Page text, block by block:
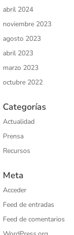
abril 2024
noviembre 2023
agosto 2023
abril 2023
marzo 2023
octubre 2022
Categorías
Actualidad
Prensa
Recursos
Meta
Acceder
Feed de entradas
Feed de comentarios